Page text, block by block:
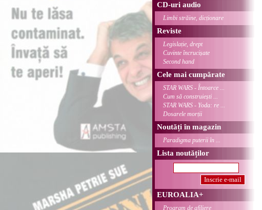
CD-uri audio
Limbi străine, dicționare
Reviste
Legislație, drept
Cuvinte încrucișate
Second hand
Cele mai cumpărate
STAR WARS - Întoarce ...
Cum să construiești ...
STAR WARS - Yoda: re ...
Dosarele morții
Noutăți în magazin
Paradigma puterii în ...
Lista noutăților
EUROALIA+
Program de afiliere